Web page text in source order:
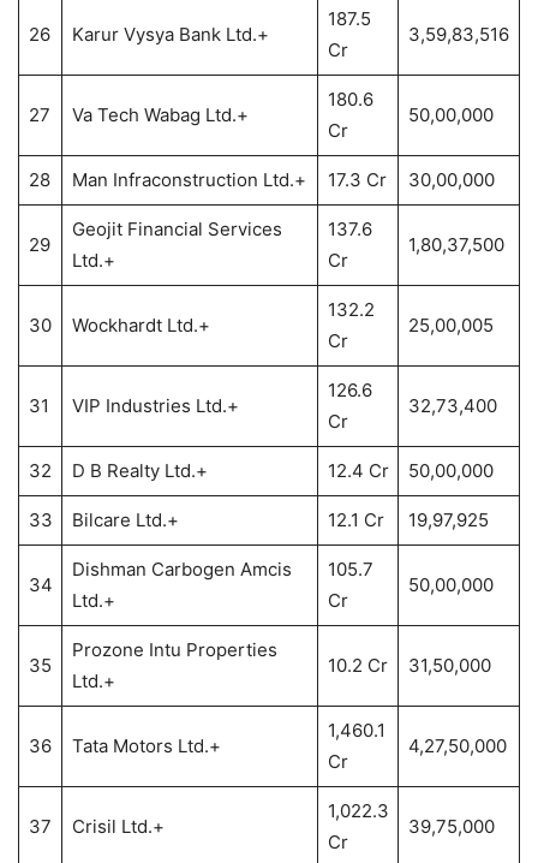
26 Karur Vysya Bank Ltd.+
187.5
Cr
3,59,83,516
27 Va Tech Wabag Ltd.+
180.6
Cr
50,00,000
28 Man Infraconstruction Ltd.+ 17.3 Cr 30,00,000
29
Geojit Financial Services
Ltd.+
137.6
Cr
1,80,37,500
30 Wockhardt Ltd.+
132.2
Cr
25,00,005
31 VIP Industries Ltd.+
126.6
Cr
32,73,400
32 D B Realty Ltd.+ 12.4 Cr 50,00,000
33 Bilcare Ltd.+ 12.1 Cr 19,97,925
34
Dishman Carbogen Amcis
Ltd.+
105.7
Cr
50,00,000
35
Prozone Intu Properties
Ltd.+
10.2 Cr 31,50,000
36 Tata Motors Ltd.+
1,460.1
Cr
4,27,50,000
37 Crisil Ltd.+
1,022.3
Cr
39,75,000